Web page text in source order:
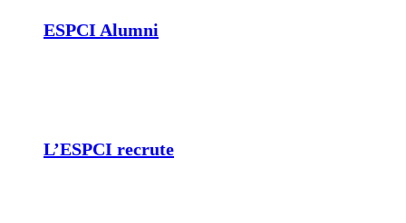
ESPCI Alumni
L’ESPCI recrute